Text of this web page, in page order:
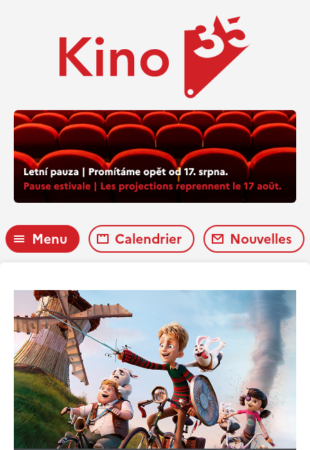
Menu Calendrier Nouvelles